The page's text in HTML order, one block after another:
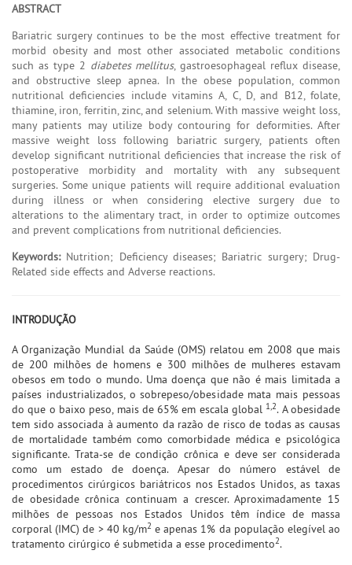
ABSTRACT
Bariatric surgery continues to be the most effective treatment for
morbid obesity and most other associated metabolic conditions
such as type 2 diabetes mellitus, gastroesophageal reflux disease,
and obstructive sleep apnea. In the obese population, common
nutritional deficiencies include vitamins A, C, D, and B12, folate,
thiamine, iron, ferritin, zinc, and selenium. With massive weight loss,
many patients may utilize body contouring for deformities. After
massive weight loss following bariatric surgery, patients often
develop significant nutritional deficiencies that increase the risk of
postoperative morbidity and mortality with any subsequent
surgeries. Some unique patients will require additional evaluation
during illness or when considering elective surgery due to
alterations to the alimentary tract, in order to optimize outcomes
and prevent complications from nutritional deficiencies.
Keywords:Nutrition; Deficiency diseases; Bariatric surgery; Drug-
Related side effects and Adverse reactions.
INTRODUÇÃO
A Organização Mundial da Saúde (OMS) relatou em 2008 que mais
de 200 milhões de homens e 300 milhões de mulheres estavam
obesos em todo o mundo. Uma doença que não é mais limitada a
países industrializados, o sobrepeso/obesidade mata mais pessoas
do que o baixo peso, mais de 65% em escala global 1,2. A obesidade
tem sido associada à aumento da razão de risco de todas as causas
de mortalidade também como comorbidade médica e psicológica
significante. Trata-se de condição crônica e deve ser considerada
como um estado de doença. Apesar do número estável de
procedimentos cirúrgicos bariátricos nos Estados Unidos, as taxas
de obesidade crônica continuam a crescer. Aproximadamente 15
milhões de pessoas nos Estados Unidos têm índice de massa
corporal (IMC) de > 40 kg/m2 e apenas 1% da população elegível ao
tratamento cirúrgico é submetida a esse procedimento2.